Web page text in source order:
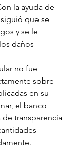
la ayuda de
que se
y se le
daños
no fue
sobre
en su
el banco
transparencia